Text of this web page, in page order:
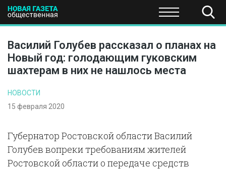
ПОЛИТИКА ЭКОНОМИКА НАУКА И
Василий Голубев рассказал о планах на
Новый год: голодающим гуковским
шахтерам в них не нашлось места
НОВОСТИ
15 февраля 2020
Губернатор Ростовской области Василий
Голубев вопреки требованиям жителей
Ростовской области о передаче средств